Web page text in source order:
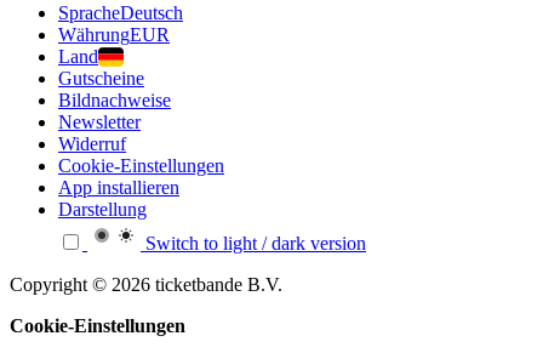
SpracheDeutsch
WährungEUR
Land
Gutscheine
Bildnachweise
Newsletter
Widerruf
Cookie-Einstellungen
App installieren
Darstellung
Switch to light / dark version
Copyright © 2026 ticketbande B.V.
Cookie-Einstellungen